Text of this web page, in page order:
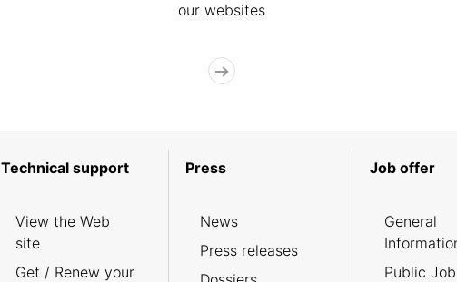
our websites
Technical support
View the Web
site
Get / Renew your
Press
News
Press releases
Job offer
General
Public